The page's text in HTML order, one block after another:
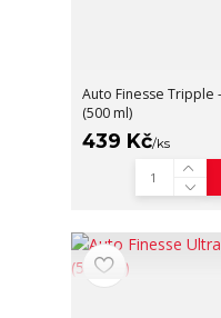
Auto Finesse Tripple
(500 ml)
439 Kč/ks